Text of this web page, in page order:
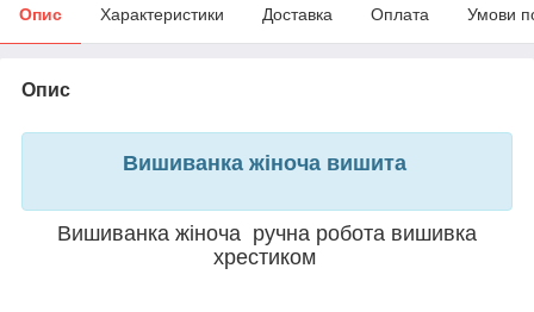
Опис Характеристики Доставка Оплата Умови
Опис
Вишиванка жіноча вишита
Вишиванка жіноча ручна робота вишивка
хрестиком